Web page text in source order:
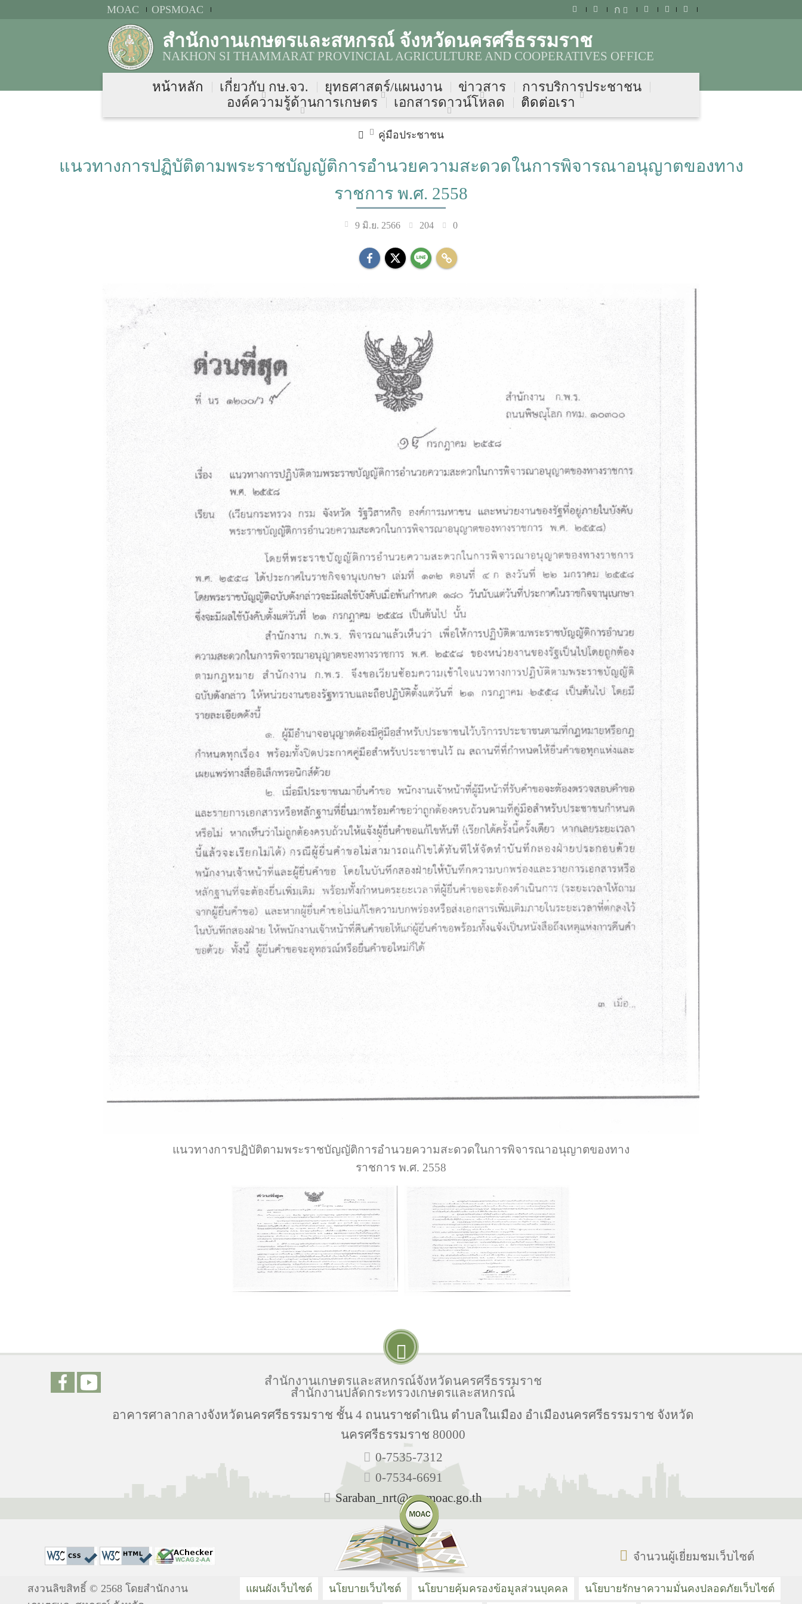
MOAC OPSMOAC ก
สำนักงานเกษตรและสหกรณ์ จังหวัดนครศรีธรรมราช
NAKHON SI THAMMARAT PROVINCIAL AGRICULTURE AND COOPERATIVES OFFICE
หน้าหลัก เกี่ยวกับ กษ.จว. ยุทธศาสตร์/แผนงาน ข่าวสาร
การบริการประชาชน
องค์ความรู้ด้านการเกษตร
เอกสารดาวน์โหลด ติดต่อเรา
คู่มือประชาชน
แนวทางการปฏิบัติตามพระราชบัญญัติการอำนวยความสะดวดในการพิจารณาอนุญาตของทาง
ราชการ พ.ศ. 2558
9 มิ.ย. 2566 204 0
แนวทางการปฏิบัติตามพระราชบัญญัติการอำนวยความสะดวดในการพิจารณาอนุญาตของทาง
ราชการ พ.ศ. 2558
สำนักงานเกษตรและสหกรณ์จังหวัดนครศรีธรรมราช
สำนักงานปลัดกระทรวงเกษตรและสหกรณ์
อาคารศาลากลางจังหวัดนครศรีธรรมราช ชั้น 4 ถนนราชดำเนิน ตำบลในเมือง อำเมืองนครศรีธรรมราช จังหวัด
นครศรีธรรมราช 80000
0-7535-7312
0-7534-6691
Saraban_nrt@opsmoac.go.th
จำนวนผู้เยี่ยมชมเว็บไซต์
สงวนลิขสิทธิ์ © 2568 โดยสำนักงาน
แผนผังเว็บไซต์ นโยบายเว็บไซต์ นโยบายคุ้มครองข้อมูลส่วนบุคคล นโยบายรักษาความมั่นคงปลอดภัยเว็บไซต์